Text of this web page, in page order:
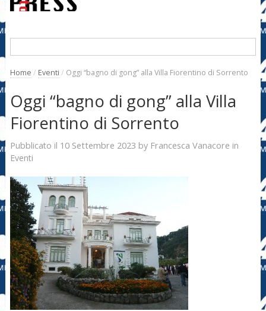
Home / Eventi / Oggi “bagno di gong” alla Villa Fiorentino di Sorrento
Oggi “bagno di gong” alla Villa
Fiorentino di Sorrento
Pubblicato il 10 Settembre 2023 by Francesca Vanacore in
Eventi